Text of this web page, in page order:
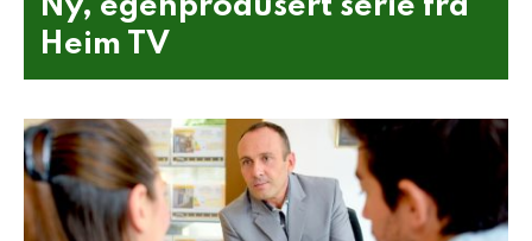
Ny, egenprodusert serie fra
Heim TV